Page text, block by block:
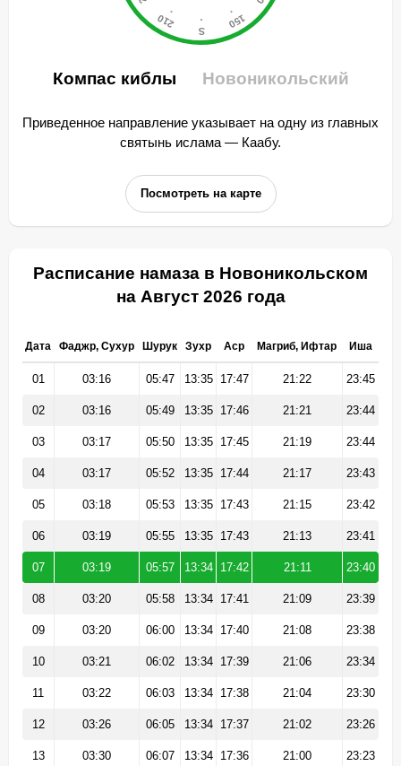
Компас киблы Новоникольский
Приведенное направление указывает на одну из главных
святынь ислама — Каабу.
Посмотреть на карте
Расписание намаза в Новоникольском
на Август 2026 года
Дата Фаджр, Сухур Шурук Зухр Аср Магриб, Ифтар Иша
01 03:16 05:47 13:35 17:47 21:22 23:45
02 03:16 05:49 13:35 17:46 21:21 23:44
03 03:17 05:50 13:35 17:45 21:19 23:44
04 03:17 05:52 13:35 17:44 21:17 23:43
05 03:18 05:53 13:35 17:43 21:15 23:42
06 03:19 05:55 13:35 17:43 21:13 23:41
07 03:19 05:57 13:34 17:42 21:11 23:40
08 03:20 05:58 13:34 17:41 21:09 23:39
09 03:20 06:00 13:34 17:40 21:08 23:38
10 03:21 06:02 13:34 17:39 21:06 23:34
11 03:22 06:03 13:34 17:38 21:04 23:30
12 03:26 06:05 13:34 17:37 21:02 23:26
13 03:30 06:07 13:34 17:36 21:00 23:23